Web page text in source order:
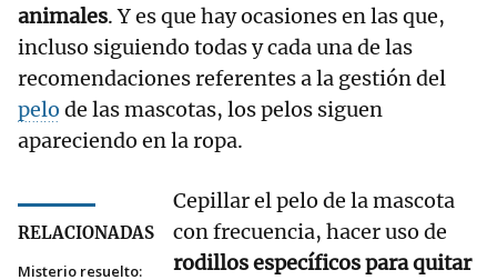
animales. Y es que hay ocasiones en las que,
incluso siguiendo todas y cada una de las
recomendaciones referentes a la gestión del
pelo de las mascotas, los pelos siguen
apareciendo en la ropa.
RELACIONADAS
Misterio resuelto:
Cepillar el pelo de la mascota
con frecuencia, hacer uso de
rodillos específicos para quitar